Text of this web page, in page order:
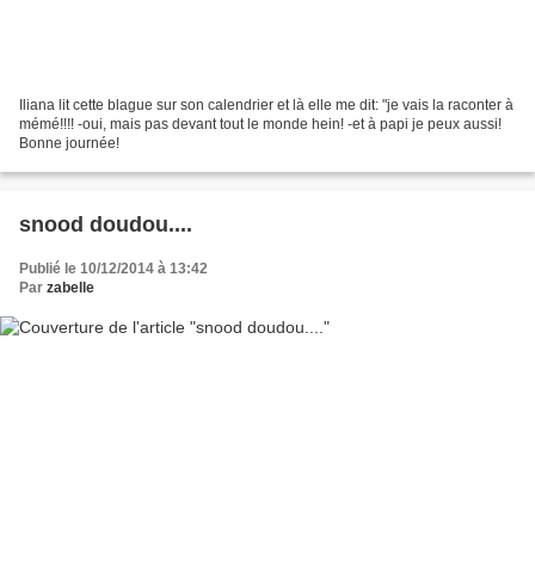
Iliana lit cette blague sur son calendrier et là elle me dit: "je vais la raconter à
mémé!!!! -oui, mais pas devant tout le monde hein! -et à papi je peux aussi!
Bonne journée!
snood doudou....
Publié le 10/12/2014 à 13:42
Par zabelle